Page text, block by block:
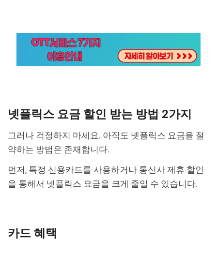
넷플릭스 요금 할인 받는 방법 2가지
그러나 걱정하지 마세요. 아직도 넷플릭스 요금을 절
약하는 방법은 존재합니다.
먼저, 특정 신용카드를 사용하거나 통신사 제휴 할인
을 통해서 넷플릭스 요금을 크게 줄일 수 있습니다.
카드 혜택